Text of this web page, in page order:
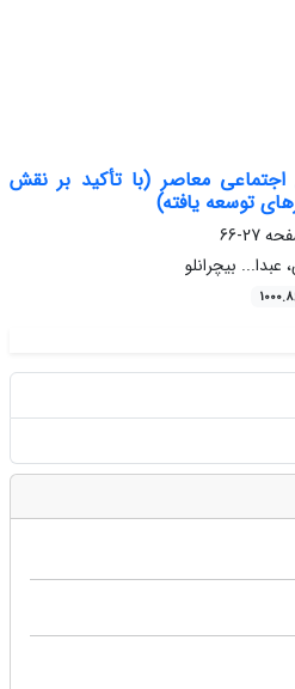
اجتماعی معاصر (با تأکید بر نقش
توسعه یافته)
27-66
بیچرانلو